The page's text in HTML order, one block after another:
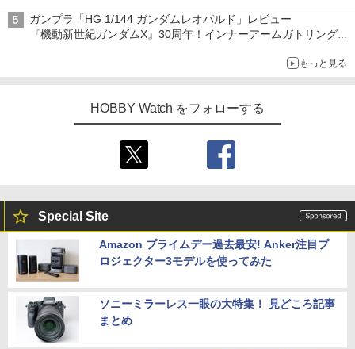
メガネ姿も表現できるオプションパーツが付属
ガンプラ「HG 1/144 ガンダムレオパルド」レビュー
『機動新世紀ガンダムX』30周年！インナーアームガトリングの
もっと見る
HOBBY Watch をフォローする
Special Site
Amazon プライムデー過去最安! Anker注目プ
ロジェクター3モデルを使ってみた
ソニーミラーレス一眼の大特集！ 見どころ記事
まとめ